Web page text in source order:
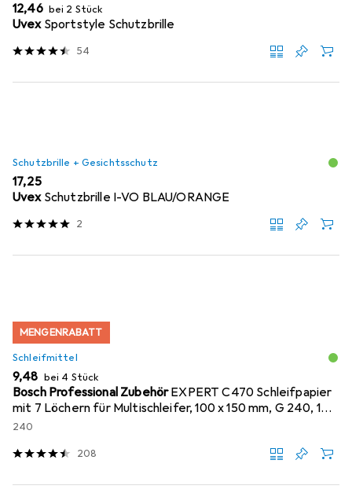
EUR
12,46 bei 2 Stück
Uvex Sportstyle Schutzbrille
54
Schutzbrille + Gesichtsschutz
EUR
17,25
Uvex Schutzbrille I-VO BLAU/ORANGE
2
MENGENRABATT
Schleifmittel
EUR
9,48 bei 4 Stück
Bosch Professional ZubehörEXPERT C470 Schleifpapier
mit 7 Löchern für Multischleifer, 100 x 150 mm, G 240, 10-
tlg.
240
208